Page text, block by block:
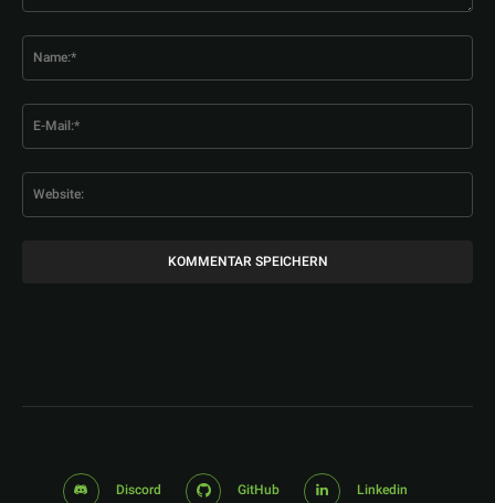
Discord GitHub Linkedin